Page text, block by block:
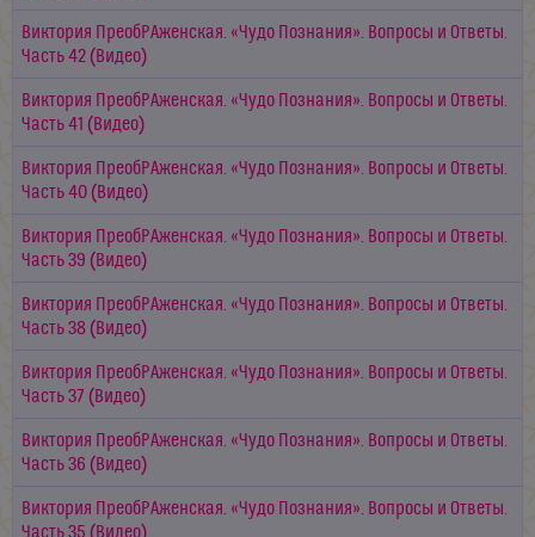
Виктория ПреобРАженская. «Чудо Познания». Вопросы и Ответы.
Часть 42 (Видео)
Виктория ПреобРАженская. «Чудо Познания». Вопросы и Ответы.
Часть 41 (Видео)
Виктория ПреобРАженская. «Чудо Познания». Вопросы и Ответы.
Часть 40 (Видео)
Виктория ПреобРАженская. «Чудо Познания». Вопросы и Ответы.
Часть 39 (Видео)
Виктория ПреобРАженская. «Чудо Познания». Вопросы и Ответы.
Часть 38 (Видео)
Виктория ПреобРАженская. «Чудо Познания». Вопросы и Ответы.
Часть 37 (Видео)
Виктория ПреобРАженская. «Чудо Познания». Вопросы и Ответы.
Часть 36 (Видео)
Виктория ПреобРАженская. «Чудо Познания». Вопросы и Ответы.
Часть 35 (Видео)